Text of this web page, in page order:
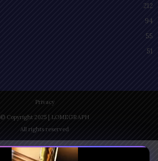
212
94
55
51
Privacy
© Copyright 2025 | LOMEGRAPH
All rights reserved